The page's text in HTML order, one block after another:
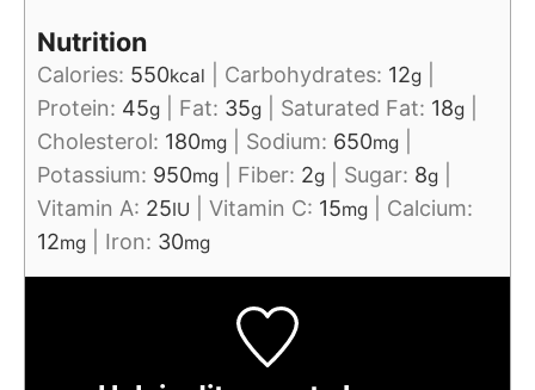
Nutrition
Calories: 550kcal Carbohydrates: 12g
Protein: 45g Fat: 35g Saturated Fat: 18g
Cholesterol: 180mg Sodium: 650mg
Potassium: 950mg Fiber: 2g Sugar: 8g
Vitamin A: 25IU Vitamin C: 15mg
Calcium:
12mg Iron: 30mg